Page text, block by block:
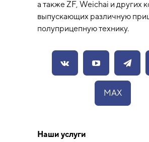
а также ZF, Weichai и других
выпускающих различную
полуприцепную технику.
MAX
Наши услуги